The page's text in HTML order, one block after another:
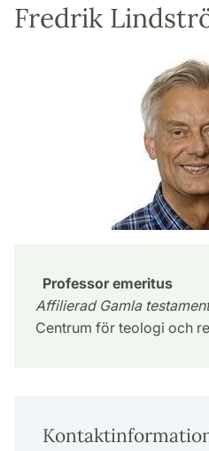
Fredrik
Professor emeritus
Affilierad Gamla
Centrum för teologi och